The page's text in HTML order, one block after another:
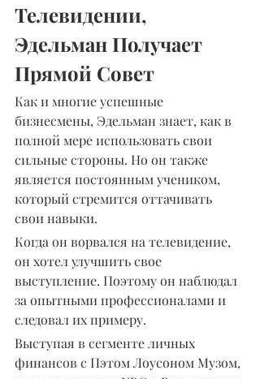
Телевидении,
Эдельман Получает
Прямой Совет
Как и многие успешные
бизнесмены, Эдельман знает, как в
полной мере использовать свои
сильные стороны. Но он также
является постоянным учеником,
который стремится оттачивать
свои навыки.
Когда он ворвался на телевидение,
он хотел улучшить свое
выступление. Поэтому он наблюдал
за опытными профессионалами и
следовал их примеру.
Выступая в сегменте личных
финансов с Пэтом Лоусоном Музом,